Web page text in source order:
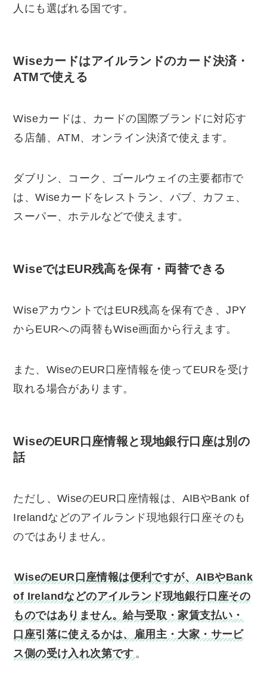
人にも選ばれる国です。
Wiseカードはアイルランドのカード決済・
ATMで使える
Wiseカードは、カードの国際ブランドに対応す
る店舗、ATM、オンライン決済で使えます。
ダブリン、コーク、ゴールウェイの主要都市で
は、Wiseカードをレストラン、パブ、カフェ、
スーパー、ホテルなどで使えます。
WiseではEUR残高を保有・両替できる
WiseアカウントではEUR残高を保有でき、JPY
からEURへの両替もWise画面から行えます。
また、WiseのEUR口座情報を使ってEURを受け
取れる場合があります。
WiseのEUR口座情報と現地銀行口座は別の
話
ただし、WiseのEUR口座情報は、AIBやBank of
Irelandなどのアイルランド現地銀行口座そのも
のではありません。
WiseのEUR口座情報は便利ですが、AIBやBank
of Irelandなどのアイルランド現地銀行口座その
ものではありません。給与受取・家賃支払い・
口座引落に使えるかは、雇用主・大家・サービ
ス側の受け入れ次第です 。